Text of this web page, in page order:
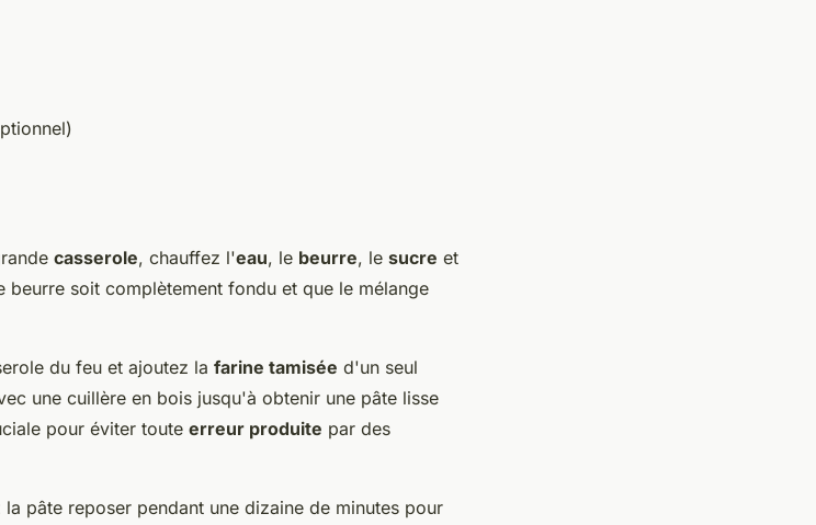
casserole, chauffez l'eau, le beurre, le sucre et
beurre soit complètement fondu et que le mélange
du feu et ajoutez la farine tamisée d'un seul
une cuillère en bois jusqu'à obtenir une pâte lisse
pour éviter toute erreur produite par des
la pâte reposer pendant une dizaine de minutes pour